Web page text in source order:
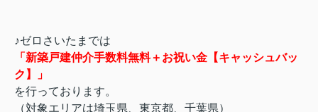
♪ゼロさいたまでは
「新築戸建仲介手数料無料＋お祝い金【キャッシュバッ
ク】」
を行っております。
（対象エリアは埼玉県、東京都、千葉県）